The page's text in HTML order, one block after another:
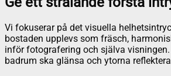
Vi fokuserar på det visuella
bostaden upplevs som fräsch,
inför fotografering och själva visningen.
badrum ska glänsa och ytorna